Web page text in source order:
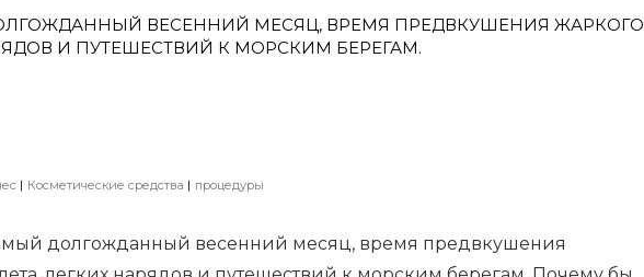
ВЕСЕННИЙ МЕСЯЦ, ВРЕМЯ ПРЕДВКУШЕНИЯ ЖАРКОГО
И ПУТЕШЕСТВИЙ К МОРСКИМ БЕРЕГАМ.
Косметические средства процедуры
долгожданный весенний месяц, время предвкушения